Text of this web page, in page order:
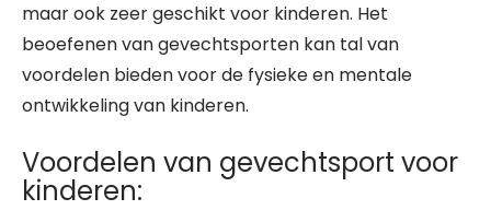
maar ook zeer geschikt voor kinderen. Het
beoefenen van gevechtsporten kan tal van
voordelen bieden voor de fysieke en mentale
ontwikkeling van kinderen.
Voordelen van gevechtsport voor
kinderen: